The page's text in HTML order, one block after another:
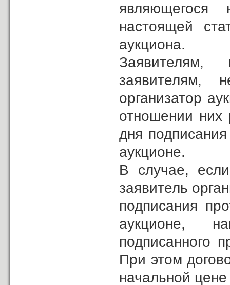
являющегося
настоящей
аукциона.
Заявителям,
заявителям,
организатор
отношении них
дня
аукционе.
В случае,
заявитель
подписания
аукционе,
подписанного
При этом
начальной